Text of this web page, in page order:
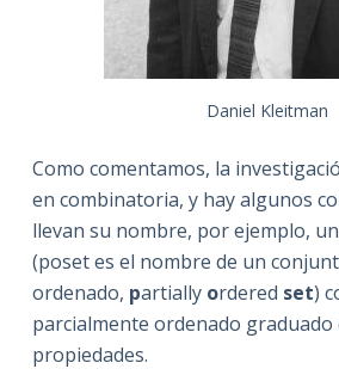
Daniel Kleitman
Como comentamos, la
en combinatoria, y hay algunos
llevan su nombre, por ejemplo, un
(poset es el nombre de un
ordenado, partially ordered set)
parcialmente ordenado graduado
propiedades.